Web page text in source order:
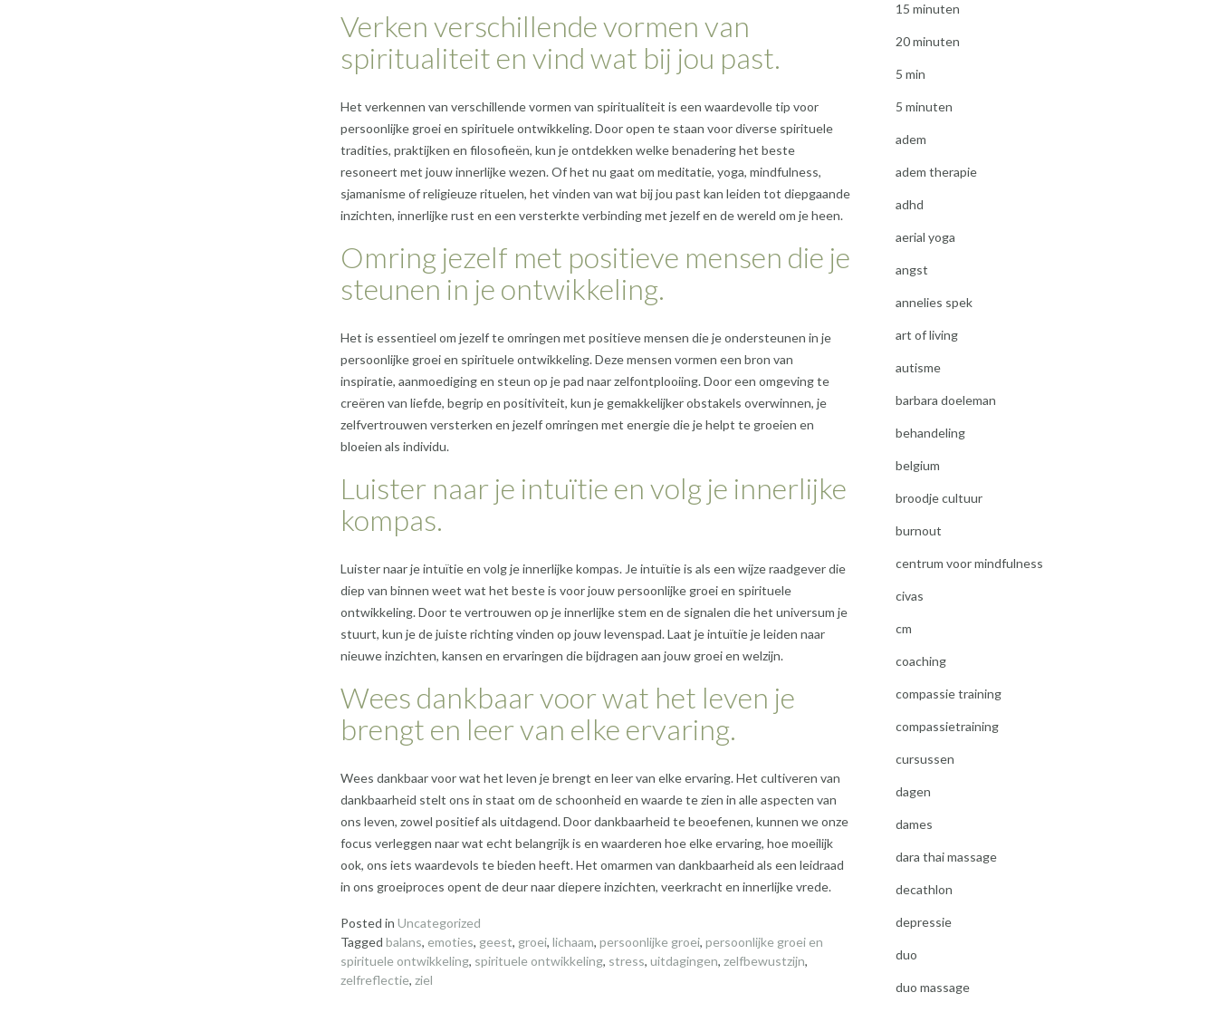
Verken verschillende vormen van
spiritualiteit en vind wat bij jou past.
Het verkennen van verschillende vormen van spiritualiteit is een waardevolle tip voor
persoonlijke groei en spirituele ontwikkeling. Door open te staan voor diverse spirituele
tradities, praktijken en filosofieën, kun je ontdekken welke benadering het beste
resoneert met jouw innerlijke wezen. Of het nu gaat om meditatie, yoga, mindfulness,
sjamanisme of religieuze rituelen, het vinden van wat bij jou past kan leiden tot diepgaande
inzichten, innerlijke rust en een versterkte verbinding met jezelf en de wereld om je heen.
Omring jezelf met positieve mensen die je
steunen in je ontwikkeling.
Het is essentieel om jezelf te omringen met positieve mensen die je ondersteunen in je
persoonlijke groei en spirituele ontwikkeling. Deze mensen vormen een bron van
inspiratie, aanmoediging en steun op je pad naar zelfontplooiing. Door een omgeving te
creëren van liefde, begrip en positiviteit, kun je gemakkelijker obstakels overwinnen, je
zelfvertrouwen versterken en jezelf omringen met energie die je helpt te groeien en
bloeien als individu.
Luister naar je intuïtie en volg je innerlijke
kompas.
Luister naar je intuïtie en volg je innerlijke kompas. Je intuïtie is als een wijze raadgever die
diep van binnen weet wat het beste is voor jouw persoonlijke groei en spirituele
ontwikkeling. Door te vertrouwen op je innerlijke stem en de signalen die het universum je
stuurt, kun je de juiste richting vinden op jouw levenspad. Laat je intuïtie je leiden naar
nieuwe inzichten, kansen en ervaringen die bijdragen aan jouw groei en welzijn.
Wees dankbaar voor wat het leven je
brengt en leer van elke ervaring.
Wees dankbaar voor wat het leven je brengt en leer van elke ervaring. Het cultiveren van
dankbaarheid stelt ons in staat om de schoonheid en waarde te zien in alle aspecten van
ons leven, zowel positief als uitdagend. Door dankbaarheid te beoefenen, kunnen we onze
focus verleggen naar wat echt belangrijk is en waarderen hoe elke ervaring, hoe moeilijk
ook, ons iets waardevols te bieden heeft. Het omarmen van dankbaarheid als een leidraad
in ons groeiproces opent de deur naar diepere inzichten, veerkracht en innerlijke vrede.
Posted in Uncategorized
Tagged balans, emoties, geest, groei, lichaam, persoonlijke groei, persoonlijke groei en
spirituele ontwikkeling, spirituele ontwikkeling, stress, uitdagingen, zelfbewustzijn,
zelfreflectie, ziel
15 minuten
20 minuten
5 min
5 minuten
adem
adem therapie
adhd
aerial yoga
angst
annelies spek
art of living
autisme
barbara doeleman
behandeling
belgium
broodje cultuur
burnout
centrum voor mindfulness
civas
cm
coaching
compassie training
compassietraining
cursussen
dagen
dames
dara thai massage
decathlon
depressie
duo
duo massage